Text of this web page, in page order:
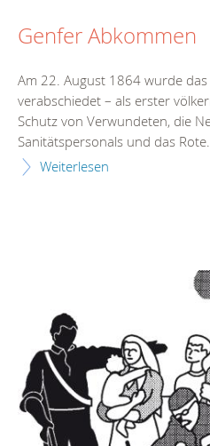
Genfer Abkommen
Am 22. August 1864 wurde
verabschiedet – als erster
Schutz von Verwundeten, die
Sanitätspersonals und das Rote...
Weiterlesen